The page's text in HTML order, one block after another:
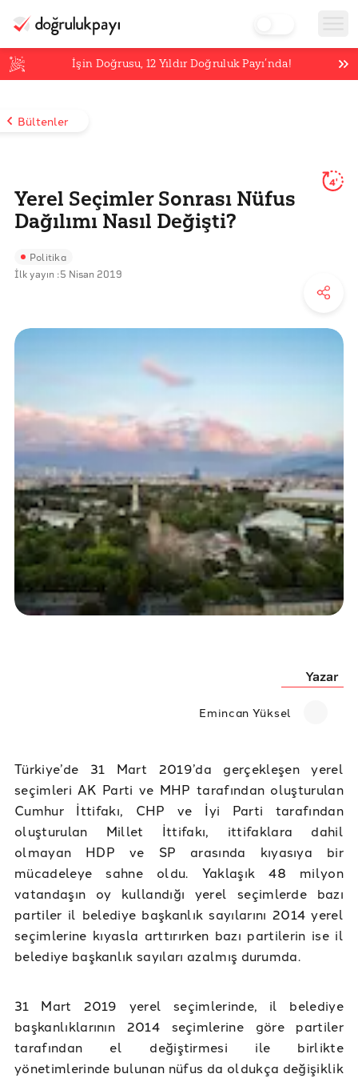
İşin Doğrusu,12 Yıldır Doğruluk Payı’nda!
Bültenler
Yerel Seçimler Sonrası Nüfus
Dağılımı Nasıl Değişti?
4'
Politika
İlk yayın :5 Nisan 2019
Yazar
Emincan Yüksel
Türkiye’de 31 Mart 2019’da gerçekleşen yerel
seçimleri AK Parti ve MHP tarafından oluşturulan
Cumhur İttifakı, CHP ve İyi Parti tarafından
oluşturulan Millet İttifakı, ittifaklara dahil
olmayan HDP ve SP arasında kıyasıya bir
mücadeleye sahne oldu. Yaklaşık 48 milyon
vatandaşın oy kullandığı yerel seçimlerde bazı
partiler il belediye başkanlık sayılarını 2014 yerel
seçimlerine kıyasla arttırırken bazı partilerin ise il
belediye başkanlık sayıları azalmış durumda.
31 Mart 2019 yerel seçimlerinde, il belediye
başkanlıklarının 2014 seçimlerine göre partiler
tarafından el değiştirmesi ile birlikte
yönetimlerinde bulunan nüfus da oldukça değişiklik